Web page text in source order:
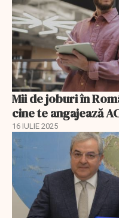
Mii de joburi în
cine te angajează
16 IULIE 2025